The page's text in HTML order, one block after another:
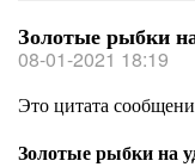
Золотые рыбки
08-01-2021 18:19
Это цитата
Золотые рыбки на